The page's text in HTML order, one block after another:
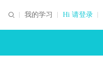
我的学习 Hi 请登录